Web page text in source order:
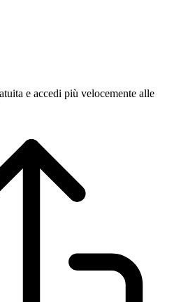
e accedi più velocemente alle